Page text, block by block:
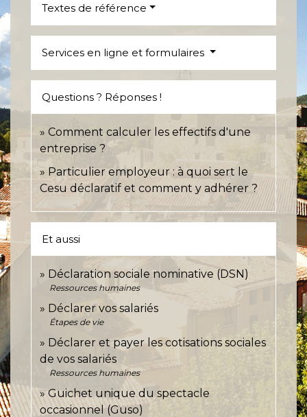
Textes de référence
Services en ligne et formulaires
Questions ? Réponses !
Comment calculer les effectifs d'une
entreprise ?
Particulier employeur : à quoi sert le
Cesu déclaratif et comment y adhérer ?
Et aussi
Déclaration sociale nominative (DSN)
Ressources humaines
Déclarer vos salariés
Étapes de vie
Déclarer et payer les cotisations sociales
de vos salariés
Ressources humaines
Guichet unique du spectacle
occasionnel (Guso)